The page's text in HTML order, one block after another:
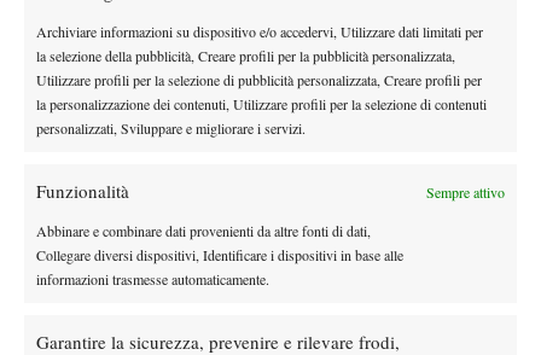
Archiviare informazioni su dispositivo e/o accedervi, Utilizzare dati limitati per
la selezione della pubblicità, Creare profili per la pubblicità personalizzata,
Utilizzare profili per la selezione di pubblicità personalizzata, Creare profili per
la personalizzazione dei contenuti, Utilizzare profili per la selezione di contenuti
personalizzati, Sviluppare e migliorare i servizi.
Funzionalità Sempre attivo
Abbinare e combinare dati provenienti da altre fonti di dati,
Collegare diversi dispositivi, Identificare i dispositivi in base alle
informazioni trasmesse automaticamente.
Garantire la sicurezza, prevenire e rilevare frodi,